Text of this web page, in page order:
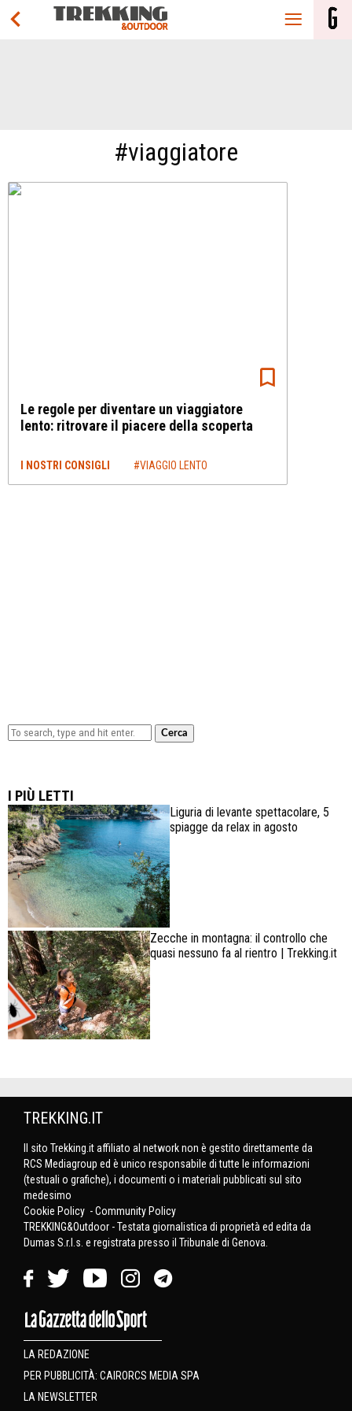
#viaggiatore
Le regole per diventare un viaggiatore
lento: ritrovare il piacere della scoperta
I NOSTRI CONSIGLI #VIAGGIO LENTO
Cerca
I PIÙ LETTI
Liguria di levante spettacolare, 5
spiagge da relax in agosto
Zecche in montagna: il controllo che
quasi nessuno fa al rientro | Trekking.it
TREKKING.IT
Il sito Trekking.it affiliato al network non è gestito direttamente da
RCS Mediagroup ed è unico responsabile di tutte le informazioni
(testuali o grafiche), i documenti o i materiali pubblicati sul sito
medesimo
Cookie Policy -Community Policy
TREKKING&Outdoor - Testata giornalistica di proprietà ed edita da
Dumas S.r.l.s. e registrata presso il Tribunale di Genova.
LA REDAZIONE
PER PUBBLICITÀ: CAIRORCS MEDIA SPA
LA NEWSLETTER